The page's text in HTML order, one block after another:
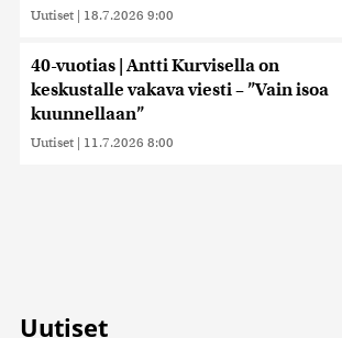
Uutiset | 18.7.2026 9:00
40-vuotias | Antti Kurvisella on
keskustalle vakava viesti – ”Vain isoa
kuunnellaan”
Uutiset | 11.7.2026 8:00
Uutiset